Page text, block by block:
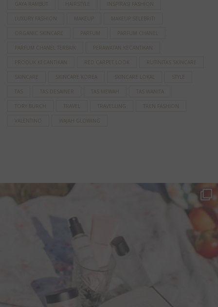
GAYA RAMBUT HAIRSTYLE INSPIRASI FASHION
LUXURY FASHION MAKEUP MAKEUP SELEBRITI
ORGANIC SKINCARE PARFUM PARFUM CHANEL
PARFUM CHANEL TERBAIK PERAWATAN KECANTIKAN
PRODUK KECANTIKAN RED CARPET LOOK RUTINITAS SKINCARE
SKINCARE SKINCARE KOREA SKINCARE LOKAL STYLE
TAS TAS DESAINER TAS MEWAH TAS WANITA
TORY BURCH TRAVEL TRAVELLING TREN FASHION
VALENTINO WAJAH GLOWING